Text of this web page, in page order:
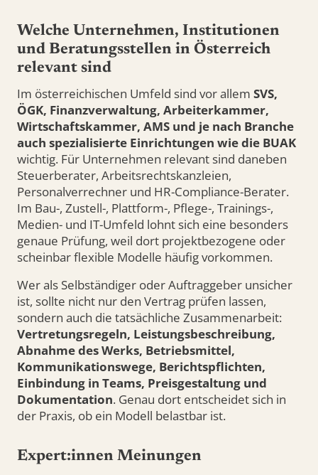
Welche Unternehmen, Institutionen
und Beratungsstellen in Österreich
relevant sind
Im österreichischen Umfeld sind vor allem SVS,
ÖGK, Finanzverwaltung, Arbeiterkammer,
Wirtschaftskammer, AMS und je nach Branche
auch spezialisierte Einrichtungen wie die BUAK
wichtig. Für Unternehmen relevant sind daneben
Steuerberater, Arbeitsrechtskanzleien,
Personalverrechner und HR-Compliance-Berater.
Im Bau-, Zustell-, Plattform-, Pflege-, Trainings-,
Medien- und IT-Umfeld lohnt sich eine besonders
genaue Prüfung, weil dort projektbezogene oder
scheinbar flexible Modelle häufig vorkommen.
Wer als Selbständiger oder Auftraggeber unsicher
ist, sollte nicht nur den Vertrag prüfen lassen,
sondern auch die tatsächliche Zusammenarbeit:
Vertretungsregeln, Leistungsbeschreibung,
Abnahme des Werks, Betriebsmittel,
Kommunikationswege, Berichtspflichten,
Einbindung in Teams, Preisgestaltung und
Dokumentation. Genau dort entscheidet sich in
der Praxis, ob ein Modell belastbar ist.
Expert:innen Meinungen